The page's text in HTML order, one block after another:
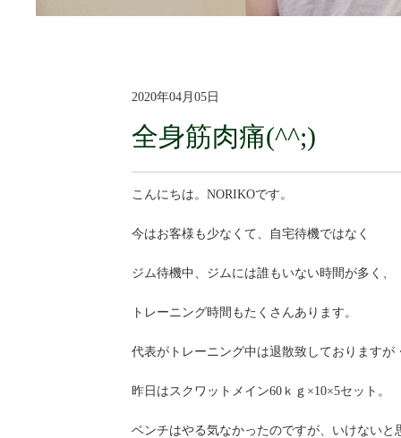
2020年04月05日
全身筋肉痛(^^;)
こんにちは。NORIKOです。
今はお客様も少なくて、自宅待機ではなく
ジム待機中、ジムには誰もいない時間が多く、
トレーニング時間もたくさんあります。
代表がトレーニング中は退散致しておりますが
昨日はスクワットメイン60ｋｇ×10×5セット。
ベンチはやる気なかったのですが、いけないと